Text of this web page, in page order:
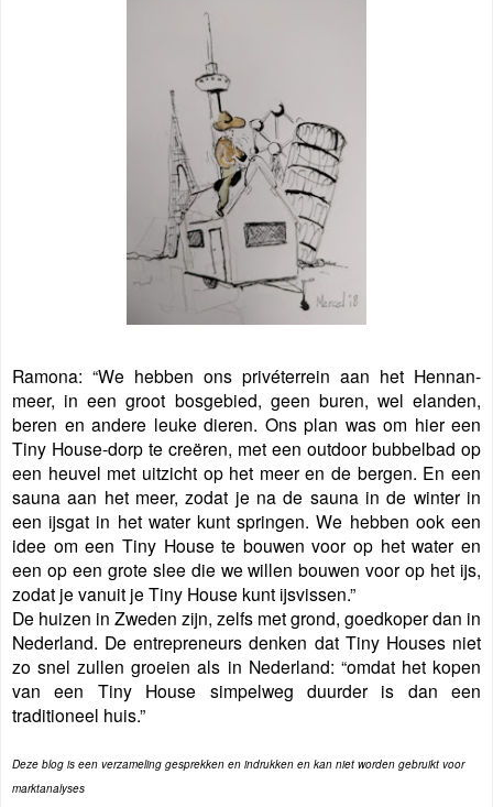
Ramona: “We hebben ons privéterrein aan het Hennan-
meer, in een groot bosgebied, geen buren, wel elanden,
beren en andere leuke dieren. Ons plan was om hier een
Tiny House-dorp te creëren, met een outdoor bubbelbad op
een heuvel met uitzicht op het meer en de bergen. En een
sauna aan het meer, zodat je na de sauna in de winter in
een ijsgat in het water kunt springen. We hebben ook een
idee om een Tiny House te bouwen voor op het water en
een op een grote slee die we willen bouwen voor op het ijs,
zodat je vanuit je Tiny House kunt ijsvissen.”
De huizen in Zweden zijn, zelfs met grond, goedkoper dan in
Nederland. De entrepreneurs denken dat Tiny Houses niet
zo snel zullen groeien als in Nederland: “omdat het kopen
van een Tiny House simpelweg duurder is dan een
traditioneel huis.”
Deze blog is een verzameling gesprekken en indrukken en kan niet worden gebruikt voor
marktanalyses